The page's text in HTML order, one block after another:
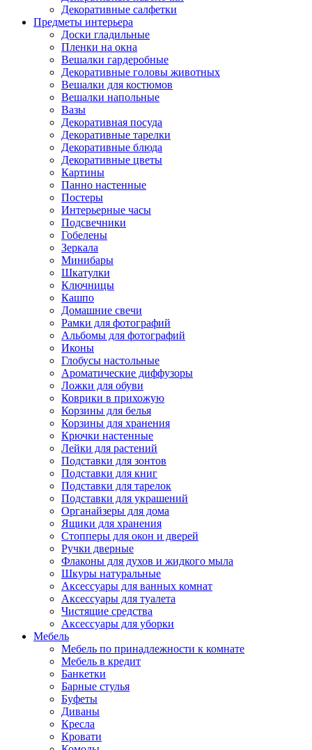
Декоративные салфетки
Предметы интерьера
Доски гладильные
Пленки на окна
Вешалки гардеробные
Декоративные головы животных
Вешалки для костюмов
Вешалки напольные
Вазы
Декоративная посуда
Декоративные тарелки
Декоративные блюда
Декоративные цветы
Картины
Панно настенные
Постеры
Интерьерные часы
Подсвечники
Гобелены
Зеркала
Минибары
Шкатулки
Ключницы
Кашпо
Домашние свечи
Рамки для фотографий
Альбомы для фотографий
Иконы
Глобусы настольные
Ароматические диффузоры
Ложки для обуви
Коврики в прихожую
Корзины для белья
Корзины для хранения
Крючки настенные
Лейки для растений
Подставки для зонтов
Подставки для книг
Подставки для тарелок
Подставки для украшений
Органайзеры для дома
Ящики для хранения
Стопперы для окон и дверей
Ручки дверные
Флаконы для духов и жидкого мыла
Шкуры натуральные
Аксессуары для ванных комнат
Аксессуары для туалета
Чистящие средства
Аксессуары для уборки
Мебель
Мебель по принадлежности к комнате
Мебель в кредит
Банкетки
Барные стулья
Буфеты
Диваны
Кресла
Кровати